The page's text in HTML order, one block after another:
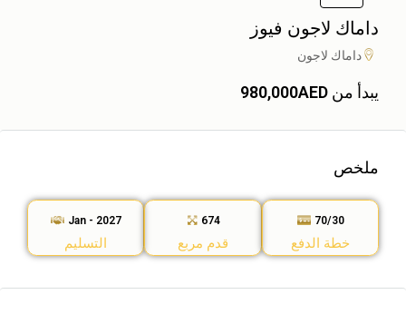
داماك لاجون فيوز
داماك لاجون
يبدأ من 980,000AED
ملخص
70/30
خطة الدفع
674
قدم مربع
Jan - 2027
التسليم